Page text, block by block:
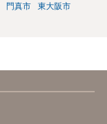
。ただし、症状固定
扱いになるので、健
ることになります。
不安であれば、受診
門真市
東大阪市